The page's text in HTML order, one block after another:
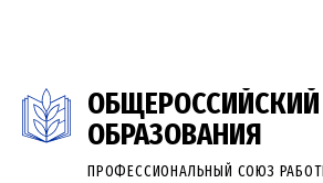
ОБРАЗОВАНИЯ
ПРОФЕССИОНАЛЬНЫЙ СОЮЗ